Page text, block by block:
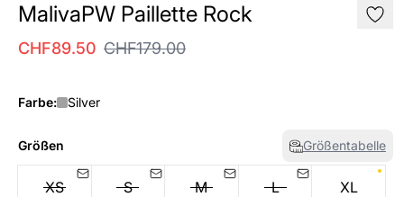
MalivaPW Paillette Rock
CHF89.50 CHF179.00
Farbe: Silver
Größen Größentabelle
XS S M L XL